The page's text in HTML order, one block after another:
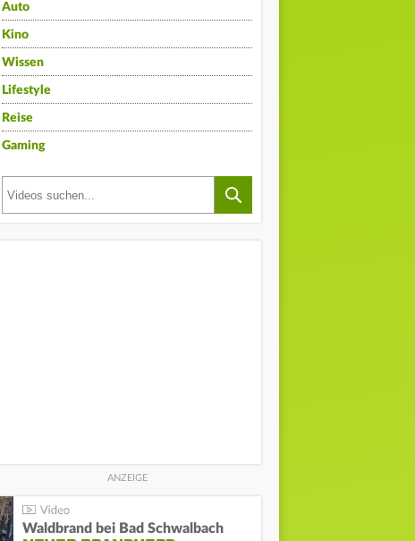
Auto
Kino
Wissen
Lifestyle
Reise
Gaming
Waldbrand bei Bad Schwalbach